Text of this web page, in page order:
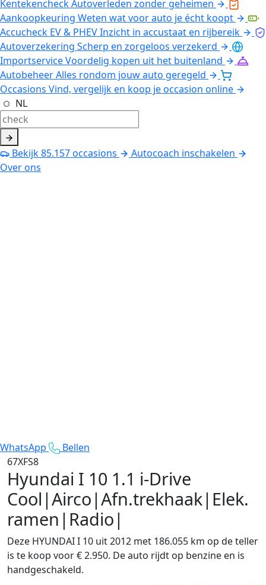
KentekencheckAutoverleden zonder geheimen
Aankoopkeuring Weten wat voor auto je écht koopt
Accucheck EV & PHEVInzicht in accustaat en rijbereik
Autoverzekering Scherp en zorgeloos verzekerd
ImportserviceVoordelig kopen uit het buitenland
AutobeheerAlles rondom jouw auto geregeld
Occasions Vind, vergelijk en koop je occasion online
NL
Bekijk85.157occasions
Autocoach inschakelen
Over ons
WhatsApp
Bellen
67XFS8
Hyundai I 10 1.1 i-Drive
Cool|Airco|Afn.trekhaak|Elek.
ramen|Radio|
Deze HYUNDAI I 10 uit 2012 met 186.055 km op de teller
is te koop voor € 2.950. De auto rijdt op benzine en is
handgeschakeld.